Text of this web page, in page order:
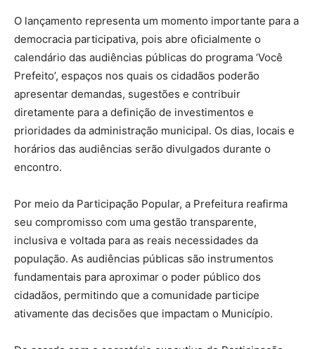
O lançamento representa um momento importante para a
democracia participativa, pois abre oficialmente o
calendário das audiências públicas do programa ‘Você
Prefeito’, espaços nos quais os cidadãos poderão
apresentar demandas, sugestões e contribuir
diretamente para a definição de investimentos e
prioridades da administração municipal. Os dias, locais e
horários das audiências serão divulgados durante o
encontro.
Por meio da Participação Popular, a Prefeitura reafirma
seu compromisso com uma gestão transparente,
inclusiva e voltada para as reais necessidades da
população. As audiências públicas são instrumentos
fundamentais para aproximar o poder público dos
cidadãos, permitindo que a comunidade participe
ativamente das decisões que impactam o Município.